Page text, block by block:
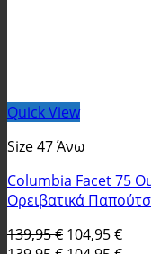
Quick View
Size 47 Άνω
Columbia Facet 75
Ορειβατικά
139,95€ Original
104,95€Η